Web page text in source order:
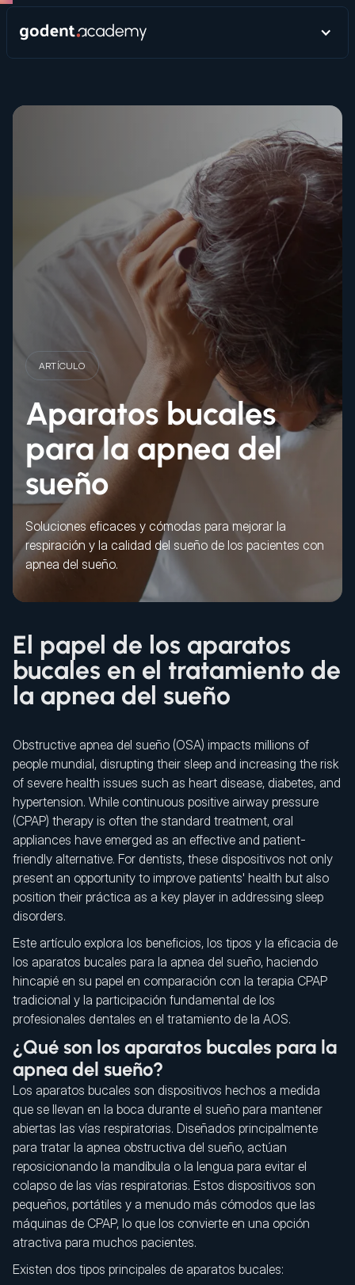
ARTÍCULO
Aparatos bucales
para la apnea del
sueño
Soluciones eficaces y cómodas para mejorar la
respiración y la calidad del sueño de los pacientes con
apnea del sueño.
El papel de los aparatos
bucales en el tratamiento de
la apnea del sueño
Obstructive apnea del sueño (OSA) impacts millions of
people mundial, disrupting their sleep and increasing the risk
of severe health issues such as heart disease, diabetes, and
hypertension. While continuous positive airway pressure
(CPAP) therapy is often the standard treatment, oral
appliances have emerged as an effective and patient-
friendly alternative. For dentists, these dispositivos not only
present an opportunity to improve patients' health but also
position their práctica as a key player in addressing sleep
disorders.
Este artículo explora los beneficios, los tipos y la eficacia de
los aparatos bucales para la apnea del sueño, haciendo
hincapié en su papel en comparación con la terapia CPAP
tradicional y la participación fundamental de los
profesionales dentales en el tratamiento de la AOS.
¿Qué son los aparatos bucales para la
apnea del sueño?
Los aparatos bucales son dispositivos hechos a medida
que se llevan en la boca durante el sueño para mantener
abiertas las vías respiratorias. Diseñados principalmente
para tratar la apnea obstructiva del sueño, actúan
reposicionando la mandíbula o la lengua para evitar el
colapso de las vías respiratorias. Estos dispositivos son
pequeños, portátiles y a menudo más cómodos que las
máquinas de CPAP, lo que los convierte en una opción
atractiva para muchos pacientes.
Existen dos tipos principales de aparatos bucales: